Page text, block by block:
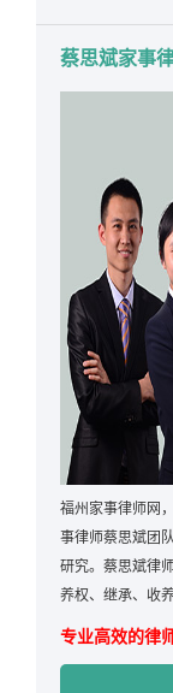
蔡思斌家事
福州家事律师网
事律师蔡思斌团
研究。蔡思斌律
养权、继承、收
专业高效的律